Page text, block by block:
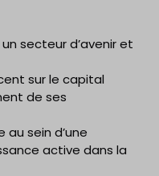
secteur d’avenir et
sur le capital
de ses
sein d’une
active dans la